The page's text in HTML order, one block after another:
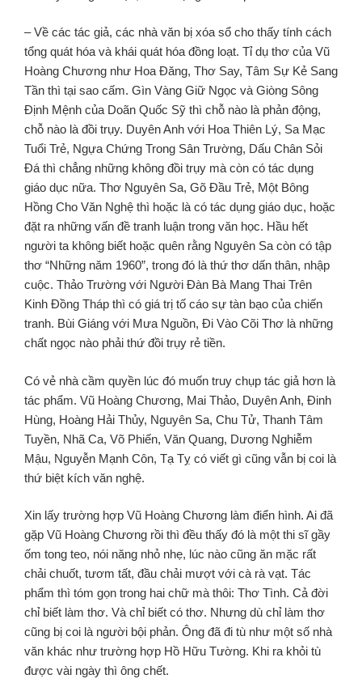
– Về các tác giả, các nhà văn bị xóa sổ cho thấy tính cách
tổng quát hóa và khái quát hóa đồng loạt. Tỉ dụ thơ của Vũ
Hoàng Chương như Hoa Đăng, Thơ Say, Tâm Sự Kẻ Sang
Tần thì tại sao cấm. Gìn Vàng Giữ Ngọc và Giòng Sông
Định Mệnh của Doãn Quốc Sỹ thì chỗ nào là phản động,
chỗ nào là đồi trụy. Duyên Anh với Hoa Thiên Lý, Sa Mạc
Tuổi Trẻ, Ngựa Chứng Trong Sân Trường, Dấu Chân Sỏi
Ðá thì chẳng những không đồi trụy mà còn có tác dụng
giáo dục nữa. Thơ Nguyên Sa, Gõ Ðầu Trẻ, Một Bông
Hồng Cho Văn Nghệ thì hoặc là có tác dụng giáo dục, hoặc
đặt ra những vấn đề tranh luận trong văn học. Hầu hết
người ta không biết hoặc quên rằng Nguyên Sa còn có tập
thơ “Những năm 1960”, trong đó là thứ thơ dấn thân, nhập
cuộc. Thảo Trường với Người Ðàn Bà Mang Thai Trên
Kinh Đồng Tháp thì có giá trị tố cáo sự tàn bạo của chiến
tranh. Bùi Giáng với Mưa Nguồn, Đi Vào Cõi Thơ là những
chất ngọc nào phải thứ đồi trụy rẻ tiền.
Có vẻ nhà cầm quyền lúc đó muốn truy chụp tác giả hơn là
tác phẩm. Vũ Hoàng Chương, Mai Thảo, Duyên Anh, Đinh
Hùng, Hoàng Hải Thủy, Nguyên Sa, Chu Tử, Thanh Tâm
Tuyền, Nhã Ca, Võ Phiến, Văn Quang, Dương Nghiễm
Mậu, Nguyễn Mạnh Côn, Tạ Tỵ có viết gì cũng vẫn bị coi là
thứ biệt kích văn nghệ.
Xin lấy trường hợp Vũ Hoàng Chương làm điển hình. Ai đã
gặp Vũ Hoàng Chương rồi thì đều thấy đó là một thi sĩ gầy
ốm tong teo, nói năng nhỏ nhẹ, lúc nào cũng ăn mặc rất
chải chuốt, tươm tất, đầu chải mượt với cà rà vạt. Tác
phẩm thì tóm gọn trong hai chữ mà thôi: Thơ Tình. Cả đời
chỉ biết làm thơ. Và chỉ biết có thơ. Nhưng dù chỉ làm thơ
cũng bị coi là người bội phản. Ông đã đi tù như một số nhà
văn khác như trường hợp Hồ Hữu Tường. Khi ra khỏi tù
được vài ngày thì ông chết.